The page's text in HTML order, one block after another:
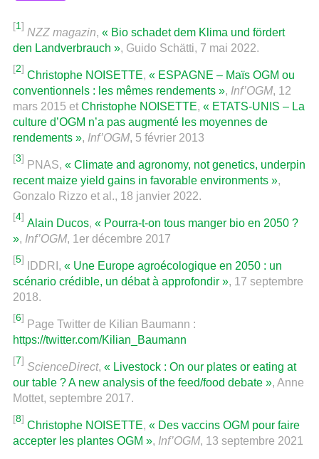
[1]
NZZ magazin, « Bio schadet dem Klima und fördert
den Landverbrauch », Guido Schätti, 7 mai 2022.
[2]
Christophe NOISETTE, « ESPAGNE – Maïs OGM ou
conventionnels : les mêmes rendements », Inf’OGM, 12
mars 2015 et Christophe NOISETTE, « ETATS-UNIS – La
culture d’OGM n’a pas augmenté les moyennes de
rendements », Inf’OGM, 5 février 2013
[3]
PNAS, « Climate and agronomy, not genetics, underpin
recent maize yield gains in favorable environments »,
Gonzalo Rizzo et al., 18 janvier 2022.
[4]
Alain Ducos, « Pourra-t-on tous manger bio en 2050 ?
», Inf’OGM, 1er décembre 2017
[5]
IDDRI, « Une Europe agroécologique en 2050 : un
scénario crédible, un débat à approfondir », 17 septembre
2018.
[6]
Page Twitter de Kilian Baumann :
https://twitter.com/Kilian_Baumann
[7]
ScienceDirect, « Livestock : On our plates or eating at
our table ? A new analysis of the feed/food debate », Anne
Mottet, septembre 2017.
[8]
Christophe NOISETTE, « Des vaccins OGM pour faire
accepter les plantes OGM », Inf’OGM, 13 septembre 2021